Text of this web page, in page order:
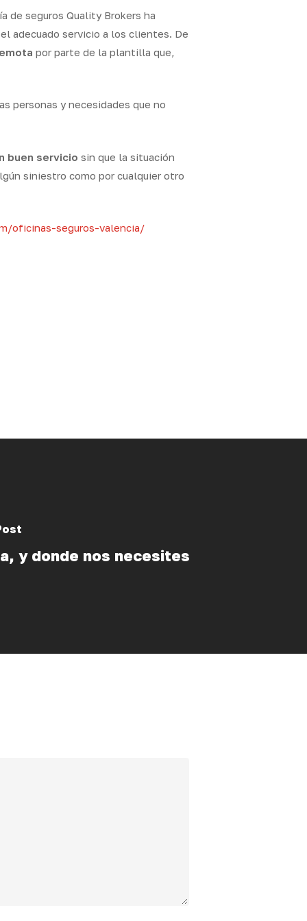
de seguros Quality Brokers ha
adecuado servicio a los clientes. De
por parte de la plantilla que,
personas y necesidades que no
buen servicio sin que la situación
siniestro como por cualquier otro
oficinas-seguros-valencia/
y donde nos necesites